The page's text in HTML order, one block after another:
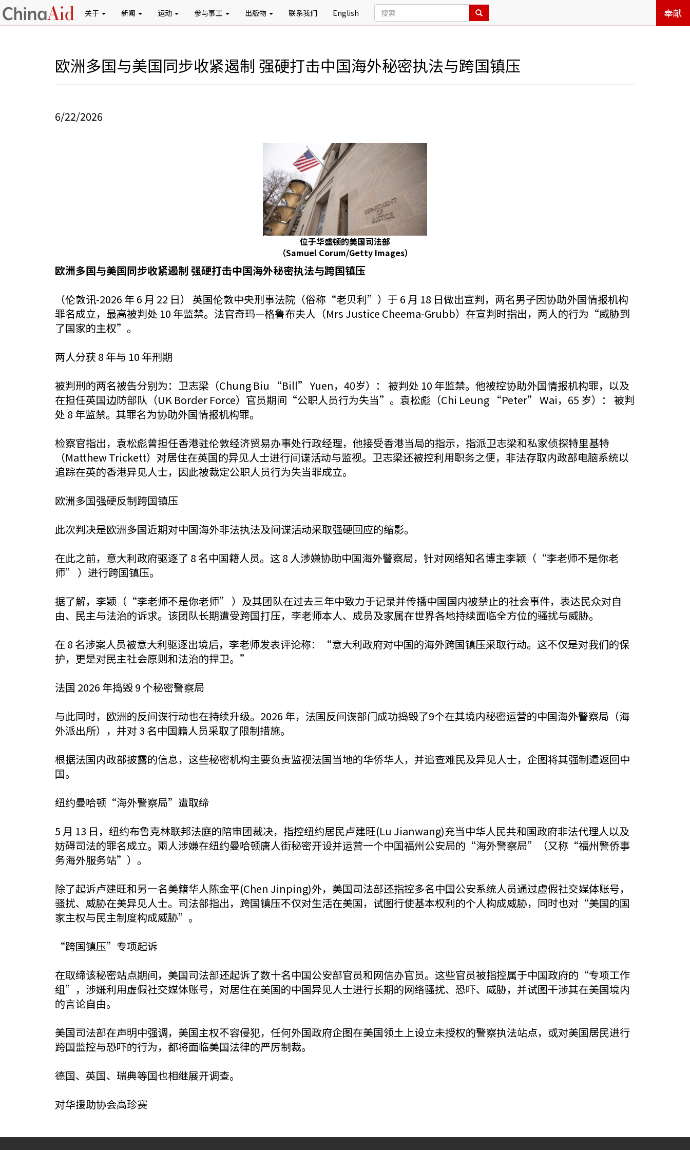
关于 新闻 运动 参与事工 出版物 联系我们 English 奉献
欧洲多国与美国同步收紧遏制 强硬打击中国海外秘密执法与跨国镇压
6/22/2026
位于华盛顿的美国司法部
（Samuel Corum/Getty Images）
欧洲多国与美国同步收紧遏制 强硬打击中国海外秘密执法与跨国镇压
（伦敦讯-2026 年 6 月 22 日） 英国伦敦中央刑事法院（俗称“老贝利”）于 6 月 18 日做出宣判，两名男子因协助外国情报机构
罪名成立，最高被判处 10 年监禁。法官奇玛—格鲁布夫人（Mrs Justice Cheema-Grubb）在宣判时指出，两人的行为“威胁到
了国家的主权”。
两人分获 8 年与 10 年刑期
被判刑的两名被告分别为：卫志梁（Chung Biu “Bill” Yuen，40岁）： 被判处 10 年监禁。他被控协助外国情报机构罪，以及
在担任英国边防部队（UK Border Force）官员期间“公职人员行为失当”。袁松彪（Chi Leung “Peter” Wai，65 岁）： 被判
处 8 年监禁。其罪名为协助外国情报机构罪。
检察官指出，袁松彪曾担任香港驻伦敦经济贸易办事处行政经理，他接受香港当局的指示，指派卫志梁和私家侦探特里基特
（Matthew Trickett）对居住在英国的异见人士进行间谍活动与监视。卫志梁还被控利用职务之便，非法存取内政部电脑系统以
追踪在英的香港异见人士，因此被裁定公职人员行为失当罪成立。
欧洲多国强硬反制跨国镇压
此次判决是欧洲多国近期对中国海外非法执法及间谍活动采取强硬回应的缩影。
在此之前，意大利政府驱逐了 8 名中国籍人员。这 8 人涉嫌协助中国海外警察局，针对网络知名博主李颖（“李老师不是你老
师” ）进行跨国镇压。
据了解，李颖（“李老师不是你老师” ）及其团队在过去三年中致力于记录并传播中国国内被禁止的社会事件，表达民众对自
由、民主与法治的诉求。该团队长期遭受跨国打压，李老师本人、成员及家属在世界各地持续面临全方位的骚扰与威胁。
在 8 名涉案人员被意大利驱逐出境后，李老师发表评论称：“意大利政府对中国的海外跨国镇压采取行动。这不仅是对我们的保
护，更是对民主社会原则和法治的捍卫。”
法国 2026 年捣毁 9 个秘密警察局
与此同时，欧洲的反间谍行动也在持续升级。2026 年，法国反间谍部门成功捣毁了9个在其境内秘密运营的中国海外警察局（海
外派出所），并对 3 名中国籍人员采取了限制措施。
根据法国内政部披露的信息，这些秘密机构主要负责监视法国当地的华侨华人，并追查难民及异见人士，企图将其强制遣返回中
国。
纽约曼哈顿“海外警察局”遭取缔
5 月 13 日，纽约布鲁克林联邦法庭的陪审团裁决，指控纽约居民卢建旺(Lu Jianwang)充当中华人民共和国政府非法代理人以及
妨碍司法的罪名成立。兩人涉嫌在纽约曼哈顿唐人街秘密开设并运营一个中国福州公安局的“海外警察局”（又称“福州警侨事
务海外服务站”）。
除了起诉卢建旺和另一名美籍华人陈金平(Chen Jinping)外，美国司法部还指控多名中国公安系统人员通过虚假社交媒体账号，
骚扰、威胁在美异见人士。司法部指出，跨国镇压不仅对生活在美国，试图行使基本权利的个人构成威胁，同时也对“美国的国
家主权与民主制度构成威胁”。
“跨国镇压”专项起诉
在取缔该秘密站点期间，美国司法部还起诉了数十名中国公安部官员和网信办官员。这些官员被指控属于中国政府的“专项工作
组”，涉嫌利用虚假社交媒体账号，对居住在美国的中国异见人士进行长期的网络骚扰、恐吓、威胁，并试图干涉其在美国境内
的言论自由。
美国司法部在声明中强调，美国主权不容侵犯，任何外国政府企图在美国领土上设立未授权的警察执法站点，或对美国居民进行
跨国监控与恐吓的行为，都将面临美国法律的严厉制裁。
德国、英国、瑞典等国也相继展开调查。
对华援助协会高珍赛